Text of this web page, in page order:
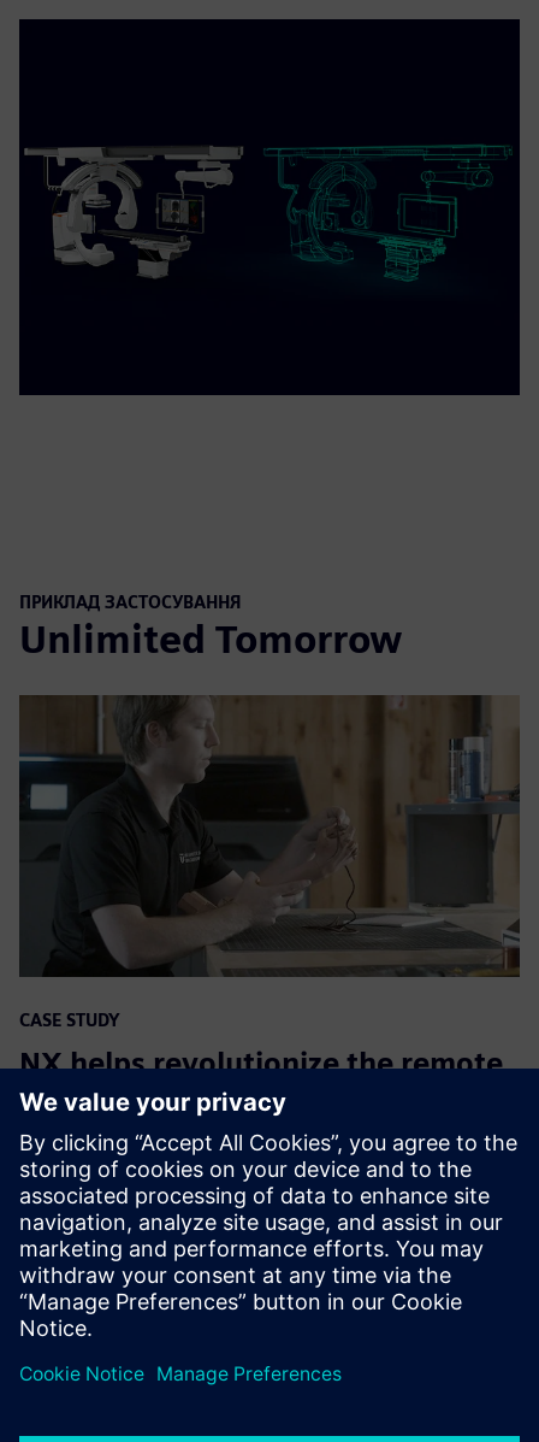
ПРИКЛАД ЗАСТОСУВАННЯ
Unlimited Tomorrow
CASE STUDY
NX helps revolutionize the remote
development of personalized arm
prosthetics for kids
Компанія : Unlimited Tomorrow
Галузь: Medical devices & pharmaceuticals
Розташування: New York City, New York, United States
Програмне забезпечення Siemens: NX